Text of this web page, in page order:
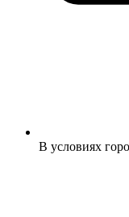
В условиях